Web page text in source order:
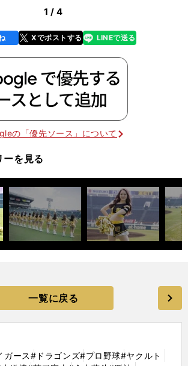
1 / 4
Xでポストする
line LINEで送る
の「優先ソース」について
ーを見る
一覧に戻る
ガース#ドラゴンズ#プロ野球#ヤクルト